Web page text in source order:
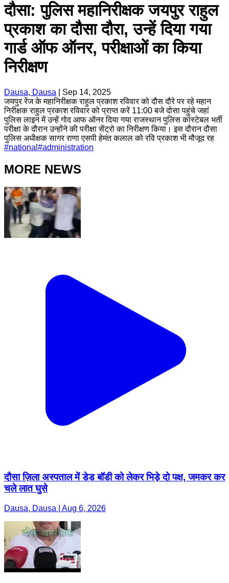
दौसा: पुलिस महानिरीक्षक जयपुर राहुल
प्रकाश का दौसा दौरा, उन्हें दिया गया
गार्ड ऑफ ऑनर, परीक्षाओं का किया
निरीक्षण
Dausa, Dausa
Sep 14, 2025
जयपुर रेंज के महानिरीक्षक राहुल प्रकाश रविवार को दौस दौरे पर रहे महान
निरीक्षक राहुल प्रकाश रविवार को प्राप्त करें 11:00 बजे दोसा पहुंचे जहां
पुलिस लाइन में उन्हें गोद आफ ऑनर दिया गया राजस्थान पुलिस कांस्टेबल भर्ती
परीक्षा के दौरान उन्होंने की परीक्षा सेंट्रो का निरीक्षण किया। इस दौरान दौसा
पुलिस अधीक्षक सागर राणा एसपी हेमंत कलाल को रवि प्रकाश भी मौजूद रह
#national #administration
MORE NEWS
दौसा ज़िला अस्पताल में डेड बॉडी को लेकर भिड़े दो पक्ष, जमकर कर
चले लात घुसे
Dausa, Dausa | Aug 6, 2026